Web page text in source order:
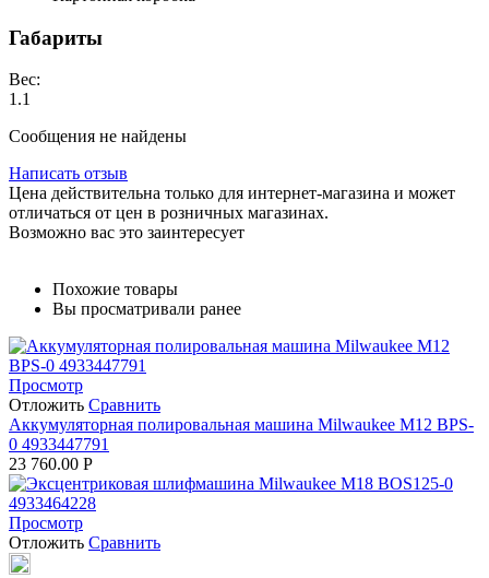
Габариты
Вес:
1.1
Сообщения не найдены
Написать отзыв
Цена действительна только для интернет-магазина и может
отличаться от цен в розничных магазинах.
Возможно вас это заинтересует
Похожие товары
Вы просматривали ранее
Просмотр
Отложить Сравнить
Аккумуляторная полировальная машина Milwaukee M12 BPS-
0 4933447791
23 760.00 Р
Просмотр
Отложить Сравнить